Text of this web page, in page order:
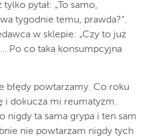
pytał: „To samo,
tygodnie temu, prawda?”.
w sklepie: „Czy to już
Po co taka konsumpcyjna
błędy powtarzamy. Co roku
i dokucza mi reumatyzm.
nigdy ta sama grypa i ten sam
nie powtarzam nigdy tych